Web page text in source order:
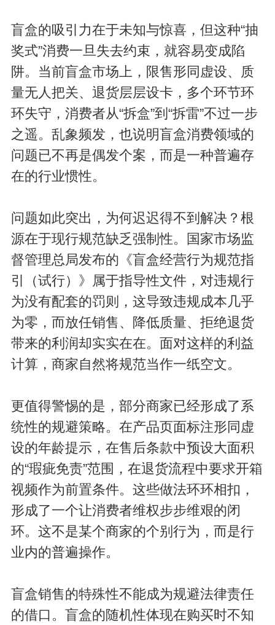
盲盒的吸引力在于未知与惊喜，但这种“抽
奖式”消费一旦失去约束，就容易变成陷
阱。当前盲盒市场上，限售形同虚设、质
量无人把关、退货层层设卡，多个环节环
环失守，消费者从“拆盒”到“拆雷”不过一步
之遥。乱象频发，也说明盲盒消费领域的
问题已不再是偶发个案，而是一种普遍存
在的行业惯性。
问题如此突出，为何迟迟得不到解决？根
源在于现行规范缺乏强制性。国家市场监
督管理总局发布的《盲盒经营行为规范指
引（试行）》属于指导性文件，对违规行
为没有配套的罚则，这导致违规成本几乎
为零，而放任销售、降低质量、拒绝退货
带来的利润却实实在在。面对这样的利益
计算，商家自然将规范当作一纸空文。
更值得警惕的是，部分商家已经形成了系
统性的规避策略。在产品页面标注形同虚
设的年龄提示，在售后条款中预设大面积
的“瑕疵免责”范围，在退货流程中要求开箱
视频作为前置条件。这些做法环环相扣，
形成了一个让消费者维权步步维艰的闭
环。这不是某个商家的个别行为，而是行
业内的普遍操作。
盲盒销售的特殊性不能成为规避法律责任
的借口。盲盒的随机性体现在购买时不知